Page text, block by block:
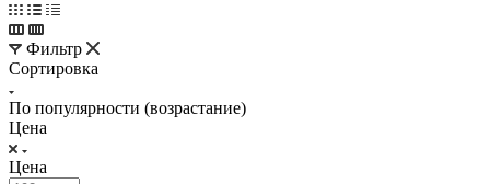
Фильтр
Сортировка
По популярности (возрастание)
Цена
Цена